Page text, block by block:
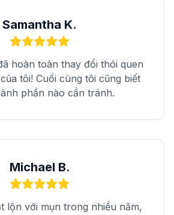
Samantha K.
hoàn toàn thay đổi thói quen
tôi! Cuối cùng tôi cũng biết
phần nào cần tránh.
Michael B.
lộn với mụn trong nhiều năm,